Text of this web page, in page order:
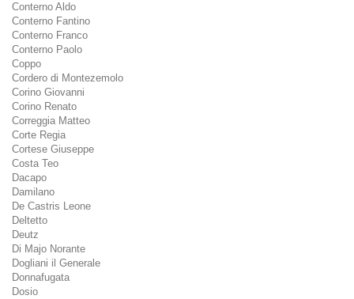
Conterno Aldo
Conterno Fantino
Conterno Franco
Conterno Paolo
Coppo
Cordero di Montezemolo
Corino Giovanni
Corino Renato
Correggia Matteo
Corte Regia
Cortese Giuseppe
Costa Teo
Dacapo
Damilano
De Castris Leone
Deltetto
Deutz
Di Majo Norante
Dogliani il Generale
Donnafugata
Dosio